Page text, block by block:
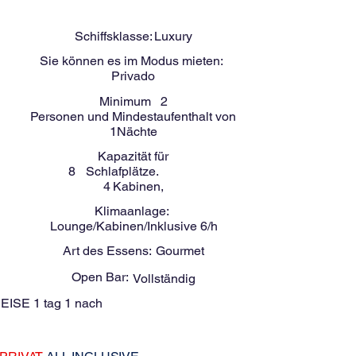
Schiffsklasse: Luxury
Sie können es im Modus mieten:
Privado
Minimum
2
Personen und Mindestaufenthalt von
1 Nächte
Kapazität für
8
Schlafplätze.
4 Kabinen,
Klimaanlage:
Lounge/Kabinen/Inklusive 6/h
Art des Essens: Gourmet
Open Bar: Vollständig
1 tag 1 nach